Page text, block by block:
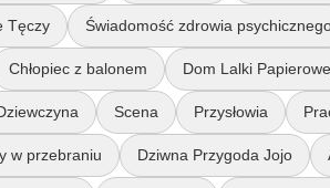
Tęczy Świadomość zdrowia
Chłopiec z balonem Dom Lalki
Scena Przysłowia
w przebraniu Dziwna Przygoda Jojo